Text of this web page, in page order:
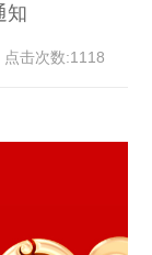
知
击次数:1118